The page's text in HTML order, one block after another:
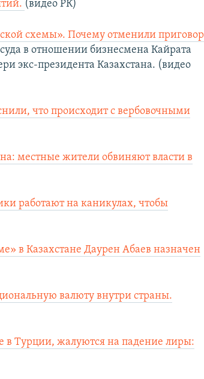
(видео РК)
схемы». Почему отменили приговор
в отношении бизнесмена Кайрата
экс-президента Казахстана. (видео
что происходит с вербовочными
местные жители обвиняют власти в
работают на каникулах, чтобы
в Казахстане Даурен Абаев назначен
валюту внутри страны.
в Турции, жалуются на падение лиры: